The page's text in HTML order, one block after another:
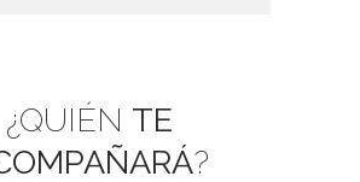
¿QUIÉN TE
?